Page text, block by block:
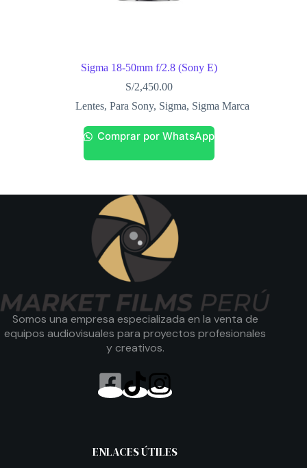
Sigma 18-50mm f/2.8 (Sony E)
S/2,450.00
Lentes,Para Sony, Sigma, Sigma Marca
Comprar por WhatsApp
Somos una empresa especializada en la venta de
equipos audiovisuales para proyectos profesionales
y creativos.
ENLACES ÚTILES